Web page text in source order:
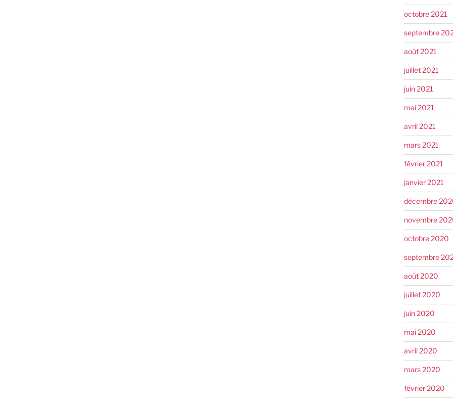
octobre 2021
septembre
août 2021
juillet 2021
juin 2021
mai 2021
avril 2021
mars 2021
février 2021
janvier 2021
décembre
novembre
octobre 2020
septembre
août 2020
juillet 2020
juin 2020
mai 2020
avril 2020
mars 2020
février 2020